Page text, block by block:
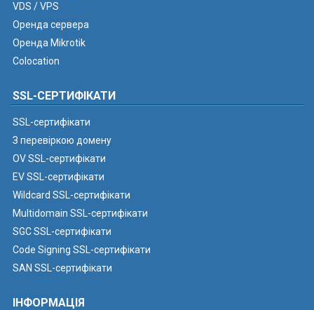
VDS / VPS
Оренда сервера
Оренда Mikrotik
Colocation
SSL-СЕРТИФІКАТИ
SSL-сертифікати
З перевіркою домену
OV SSL-сертифікати
EV SSL-сертифікати
Wildcard SSL-сертифікати
Multidomain SSL-сертифікати
SGC SSL-сертифікати
Code Signing SSL-сертифікати
SAN SSL-сертифікати
ІНФОРМАЦІЯ